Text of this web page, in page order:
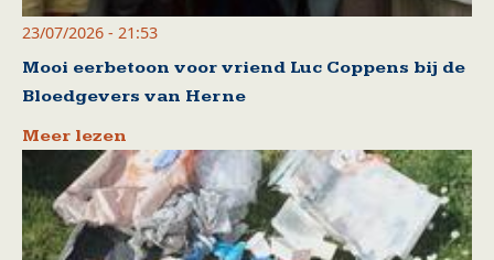
23/07/2026 - 21:53
Mooi eerbetoon voor vriend Luc Coppens bij de
Bloedgevers van Herne
Meer lezen